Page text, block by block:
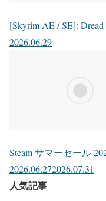
[Skyrim AE / SE]:
2026.06.29
Steam サマーセール
2026.06.272026.07.31
人気記事